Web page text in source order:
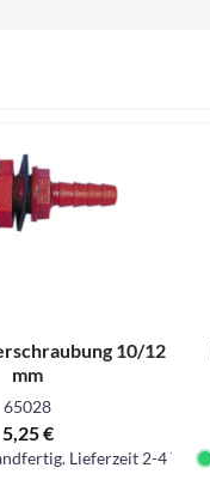
10/12
mm
65028
5,25 €
Lieferzeit 2-4 Tage.